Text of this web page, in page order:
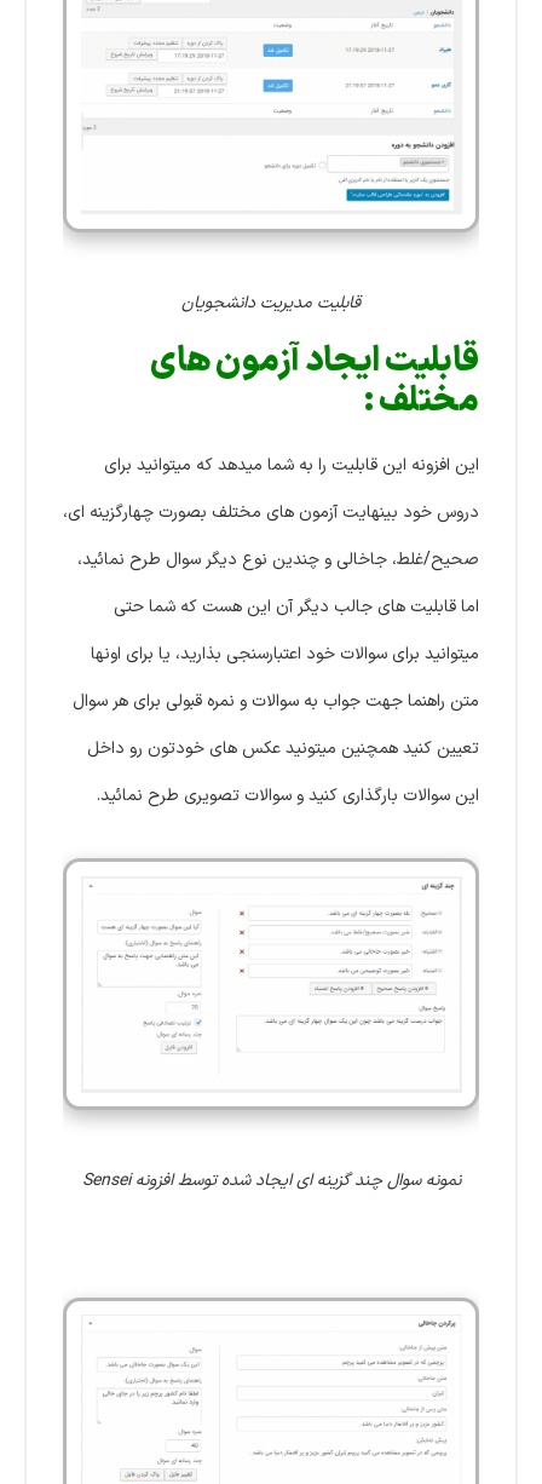
قابلیت مدیریت دانشجویان
قابلیت ایجاد آزمون های
مختلف :
این افزونه این قابلیت را به شما میدهد که میتوانید برای
دروس خود بینهایت آزمون های مختلف بصورت چهارگزینه ای،
صحیح/غلط، جاخالی و چندین نوع دیگر سوال طرح نمائید،
اما قابلیت های جالب دیگر آن این هست که شما حتی
میتوانید برای سوالات خود اعتبارسنجی بذارید، یا برای اونها
متن راهنما جهت جواب به سوالات و نمره قبولی برای هر سوال
تعیین کنید همچنین میتونید عکس های خودتون رو داخل
این سوالات بارگذاری کنید و سوالات تصویری طرح نمائید.
نمونه سوال چند گزینه ای ایجاد شده توسط افزونه Sensei